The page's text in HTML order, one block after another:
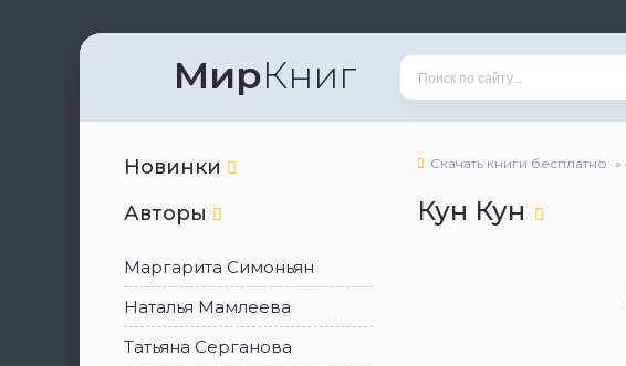
МирКниг
Новинки
Авторы
Маргарита Симоньян
Наталья Мамлеева
Татьяна Серганова
Скачать книги бесплатно
Кун Кун